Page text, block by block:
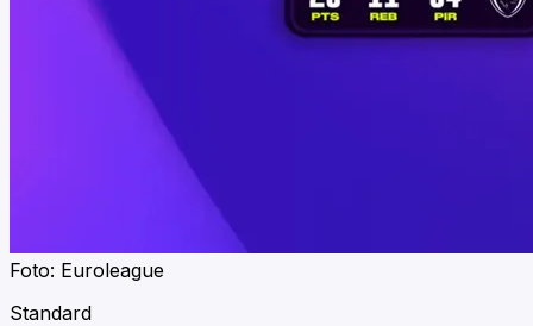
Foto: Euroleague
Standard